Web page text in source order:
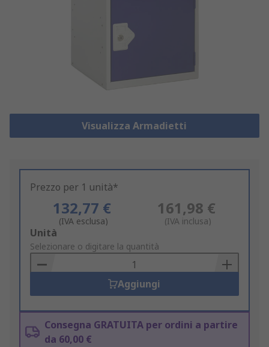
Visualizza Armadietti
Prezzo per 1 unità*
132,77 €
(IVA esclusa)
161,98 €
(IVA inclusa)
Add
to
Basket
Unità
Selezionare o digitare la quantità
Aggiungi
Consegna GRATUITA per ordini a partire
da 60,00 €